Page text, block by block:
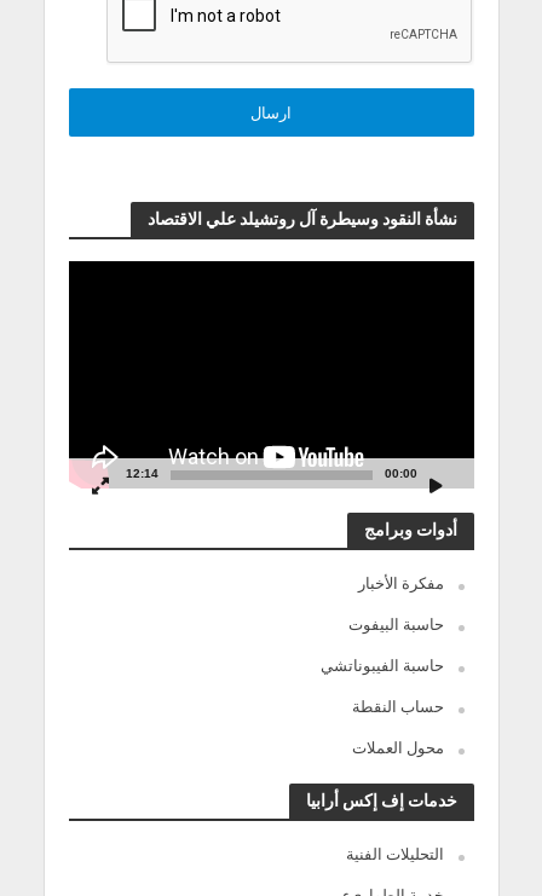
نشأة النقود وسيطرة آل روتشيلد علي الاقتصاد
00:00
12:14
أدوات وبرامج
مفكرة الأخبار
حاسبة البيفوت
حاسبة الفيبوناتشي
حساب النقطة
محول العملات
خدمات إف إكس أرابيا
التحليلات الفنية